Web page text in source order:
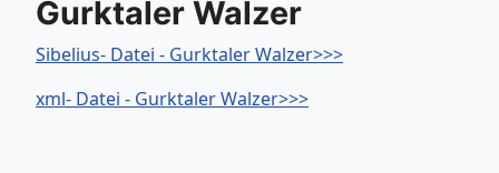
Gurktaler Walzer
Sibelius- Datei - Gurktaler Walzer>>>
xml- Datei - Gurktaler Walzer>>>